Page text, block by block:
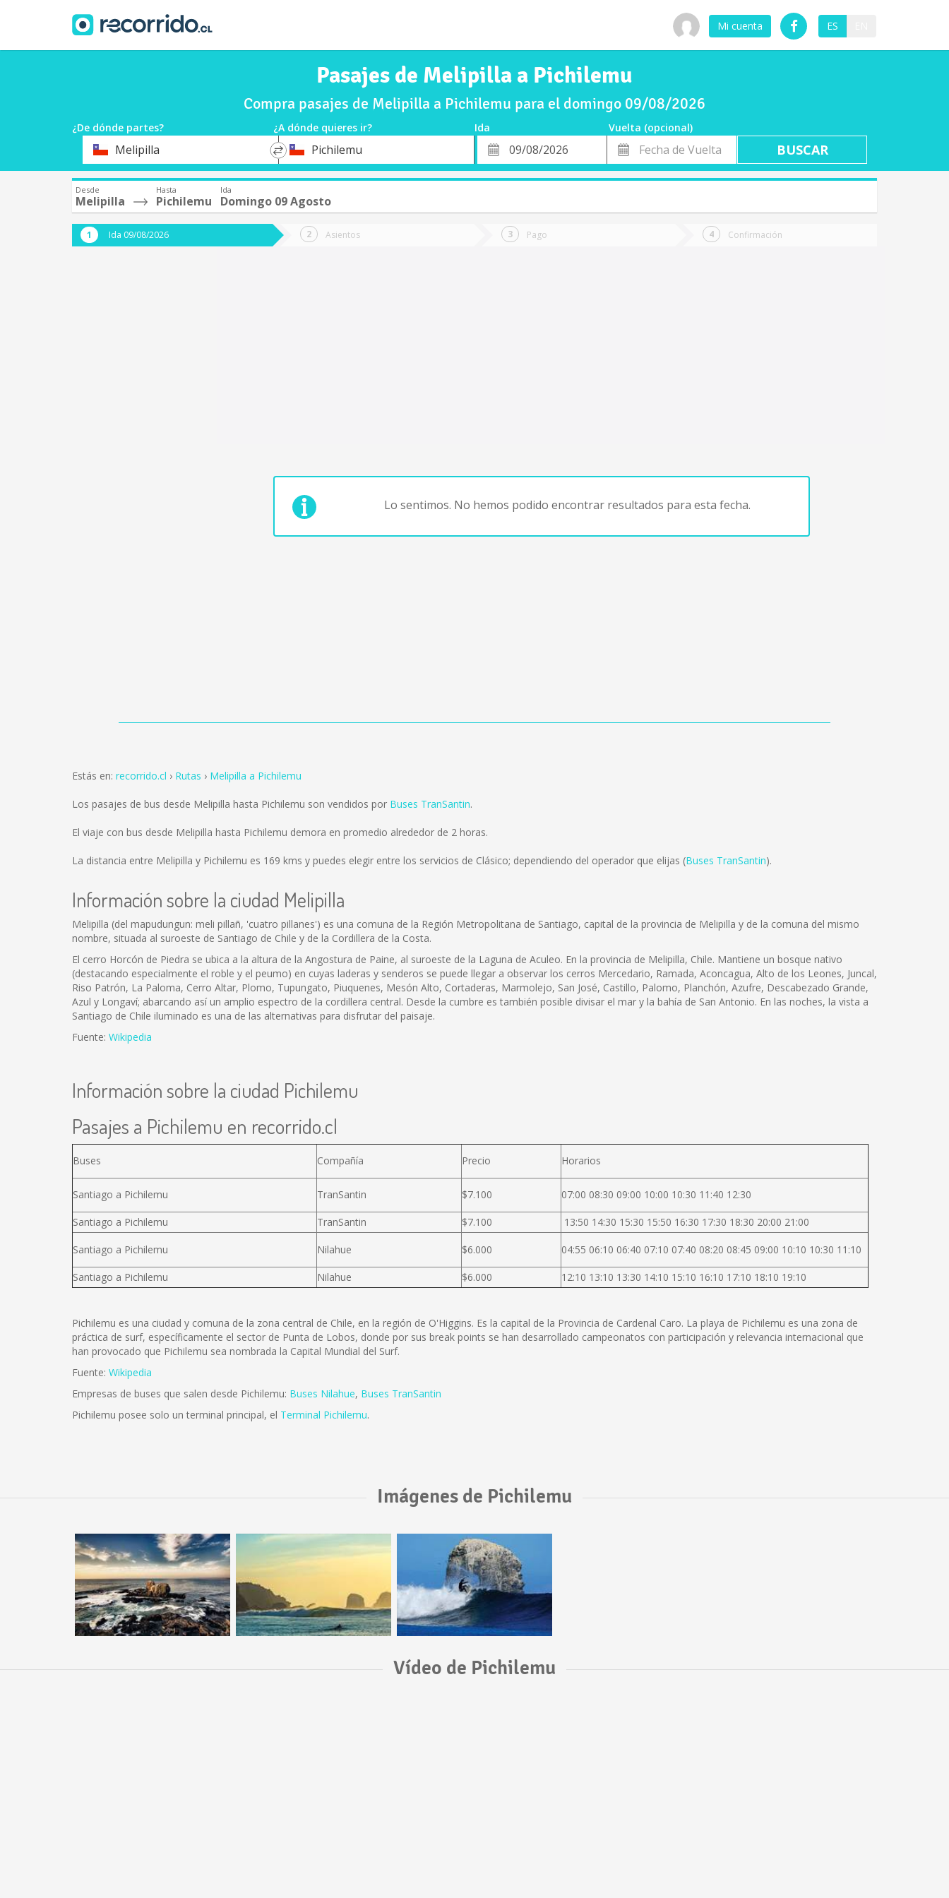
Mi cuenta ES
Pasajes de Melipilla a Pichilemu
Compra pasajes de Melipilla a Pichilemu para el domingo 09/08/2026
¿De dónde partes? ¿A dónde quieres ir? Ida
Vuelta (opcional)
OrigenMelipilla
*
DestinoPichilemu
Fecha
de
Fecha
de
Vuelta
Desde
Melipilla
Hasta
Pichilemu
Ida
Domingo 09 Agosto
Ida 09/08/2026 Asientos Pago Confirmación
Lo sentimos. No hemos podido encontrar resultados para esta fecha.
Estás en: recorrido.cl Rutas Melipilla a Pichilemu
Los pasajes de bus desde Melipilla hasta Pichilemu son vendidos por Buses TranSantin.
El viaje con bus desde Melipilla hasta Pichilemu demora en promedio alrededor de 2 horas.
La distancia entre Melipilla y Pichilemu es 169 kms y puedes elegir entre los servicios de Clásico; dependiendo del operador que elijas (Buses TranSantin).
Información sobre la ciudad Melipilla
Melipilla (del mapudungun: meli pillañ, 'cuatro pillanes') es una comuna de la Región Metropolitana de Santiago, capital de la provincia de Melipilla y de la comuna del mismo
nombre, situada al suroeste de Santiago de Chile y de la Cordillera de la Costa.
El cerro Horcón de Piedra se ubica a la altura de la Angostura de Paine, al suroeste de la Laguna de Aculeo. En la provincia de Melipilla, Chile. Mantiene un bosque nativo
(destacando especialmente el roble y el peumo) en cuyas laderas y senderos se puede llegar a observar los cerros Mercedario, Ramada, Aconcagua, Alto de los Leones, Juncal,
Riso Patrón, La Paloma, Cerro Altar, Plomo, Tupungato, Piuquenes, Mesón Alto, Cortaderas, Marmolejo, San José, Castillo, Palomo, Planchón, Azufre, Descabezado Grande,
Azul y Longaví; abarcando así un amplio espectro de la cordillera central. Desde la cumbre es también posible divisar el mar y la bahía de San Antonio. En las noches, la vista a
Santiago de Chile iluminado es una de las alternativas para disfrutar del paisaje.
Fuente: Wikipedia
Información sobre la ciudad Pichilemu
Pasajes a Pichilemu en recorrido.cl
Buses Compañía Precio Horarios
Santiago a Pichilemu TranSantin $7.100 07:00 08:30 09:00 10:00 10:30 11:40 12:30
Santiago a Pichilemu TranSantin $7.100 13:50 14:30 15:30 15:50 16:30 17:30 18:30 20:00 21:00
Santiago a Pichilemu Nilahue $6.000 04:55 06:10 06:40 07:10 07:40 08:20 08:45 09:00 10:10 10:30 11:10
Santiago a Pichilemu Nilahue $6.000 12:10 13:10 13:30 14:10 15:10 16:10 17:10 18:10 19:10
Pichilemu es una ciudad y comuna de la zona central de Chile, en la región de O'Higgins. Es la capital de la Provincia de Cardenal Caro. La playa de Pichilemu es una zona de
práctica de surf, específicamente el sector de Punta de Lobos, donde por sus break points se han desarrollado campeonatos con participación y relevancia internacional que
han provocado que Pichilemu sea nombrada la Capital Mundial del Surf.
Fuente: Wikipedia
Empresas de buses que salen desde Pichilemu: Buses Nilahue, Buses TranSantin
Pichilemu posee solo un terminal principal, el Terminal Pichilemu.
Imágenes de Pichilemu
Vídeo de Pichilemu